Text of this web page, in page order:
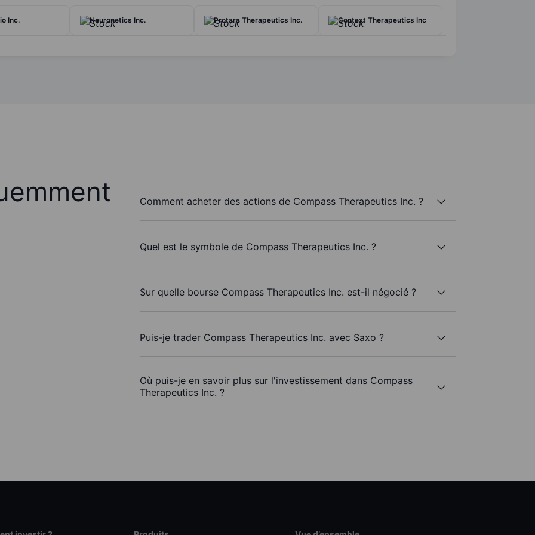
Inc. Neuronetics Inc. Protara Therapeutics Inc. Context Therapeutics Inc
Comment acheter des actions de Compass Therapeutics Inc. ?
Quel est le symbole de Compass Therapeutics Inc. ?
Sur quelle bourse Compass Therapeutics Inc. est-il négocié ?
Puis-je trader Compass Therapeutics Inc. avec Saxo ?
Où puis-je en savoir plus sur l'investissement dans Compass
Therapeutics Inc. ?